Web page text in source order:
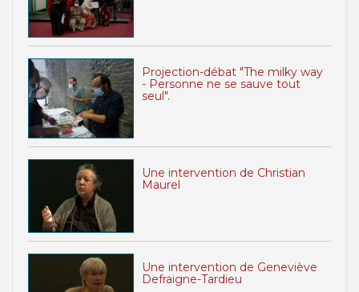
Projection-débat "The milky way
- Personne ne se sauve tout
seul".
Une intervention de Christian
Maurel
Une intervention de Geneviève
Defraigne-Tardieu